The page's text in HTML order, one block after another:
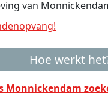
van
Hoe werkt
Monnickendam